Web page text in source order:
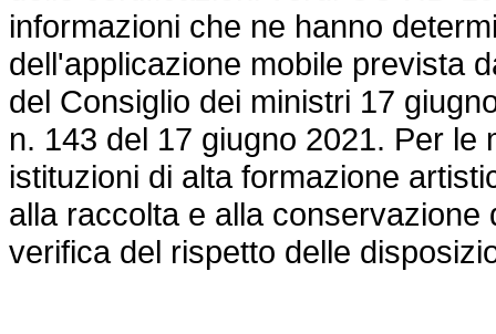
informazioni che ne hanno
dell'applicazione mobile prevista
del Consiglio dei ministri 17
n. 143 del 17 giugno 2021. Per
istituzioni di alta formazione
alla raccolta e alla
verifica del rispetto delle